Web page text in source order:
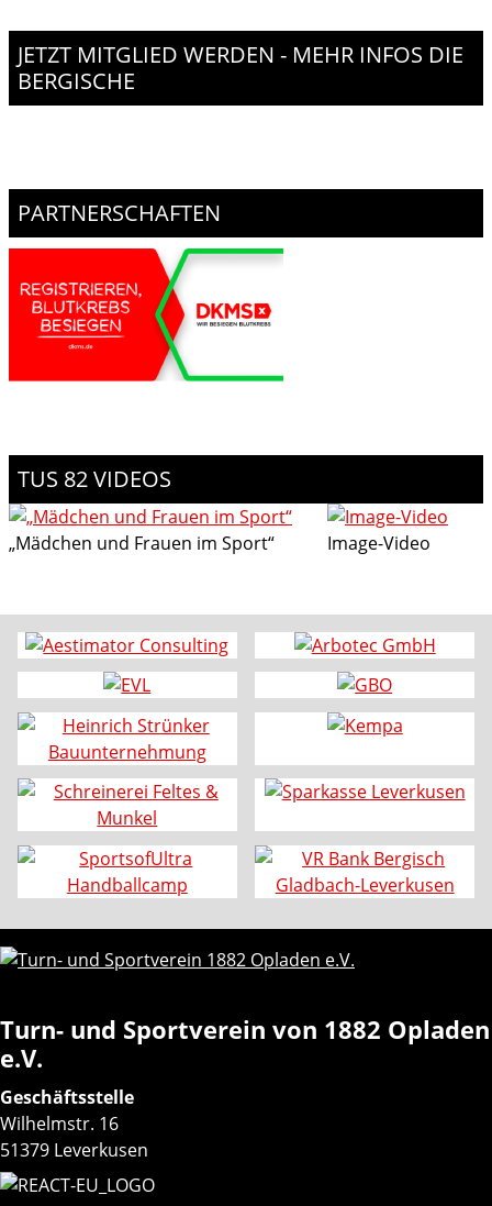
JETZT MITGLIED WERDEN - MEHR INFOS DIE
BERGISCHE
PARTNERSCHAFTEN
TUS 82 VIDEOS
„Mädchen und Frauen im Sport“ Image-Video
Turn- und Sportverein von 1882 Opladen
e.V.
Geschäftsstelle
Wilhelmstr. 16
51379 Leverkusen